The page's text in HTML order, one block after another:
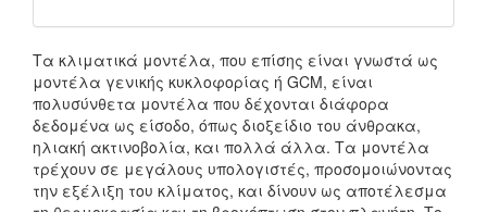
Τα κλιματικά μοντέλα, που επίσης είναι γνωστά ως
μοντέλα γενικής κυκλοφορίας ή GCM, είναι
πολυσύνθετα μοντέλα που δέχονται διάφορα
δεδομένα ως είσοδο, όπως διοξείδιο του άνθρακα,
ηλιακή ακτινοβολία, και πολλά άλλα. Τα μοντέλα
τρέχουν σε μεγάλους υπολογιστές, προσομοιώνοντας
την εξέλιξη του κλίματος, και δίνουν ως αποτέλεσμα